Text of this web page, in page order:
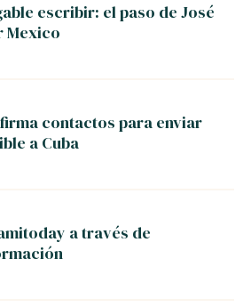
escribir: el paso de José
Mexico
contactos para enviar
a Cuba
a través de